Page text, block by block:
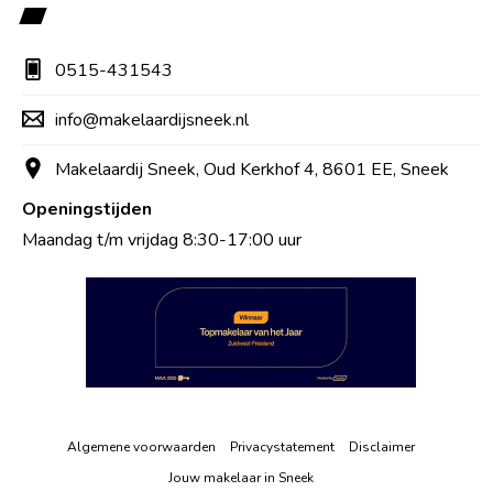
0515-431543
info@makelaardijsneek.nl
Makelaardij Sneek, Oud Kerkhof 4, 8601 EE, Sneek
Openingstijden
Maandag t/m vrijdag 8:30-17:00 uur
Algemene voorwaarden Privacystatement
Disclaimer
Jouw makelaar in Sneek